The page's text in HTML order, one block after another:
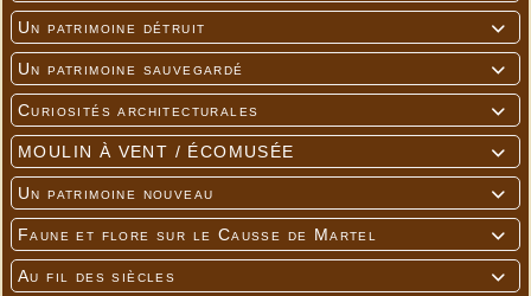

Un patrimoine détruit

Un patrimoine sauvegardé

Curiosités architecturales

MOULIN À VENT / ÉCOMUSÉE

Un patrimoine nouveau

Faune et flore sur le Causse de Martel

Au fil des siècles